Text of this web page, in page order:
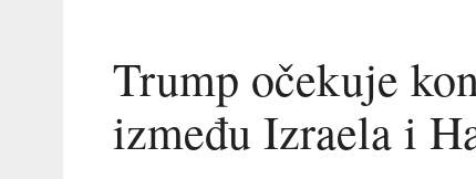
Trump očekuje
između Izraela i